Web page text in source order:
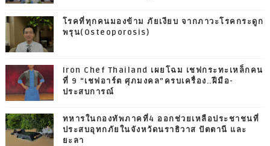
โรคที่ทุกคนมองข้าม ภัยเงียบ จากภาวะโรคกระดูก
พรุน(Osteoporosis)
Iron Chef Thailand เผยโฉม เชฟกระทะเหล็กคน
ที่ 9 “เชฟอาร์ต ศุภมงคล”ครบเครื่อง..ฝีมือ-
ประสบการณ์
ทหารในกองทัพภาคที่4 ออกช่วยเหลือประชาชนที่
ประสบอุทกภัยในจังหวัดนราธิวาส ปัตตานี และ
ยะลา